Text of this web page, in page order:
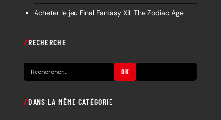
Acheter le jeu Final Fantasy XII: The Zodiac Age
RECHERCHE
e
h
OK
DANS LA MÊME CATÉGORIE